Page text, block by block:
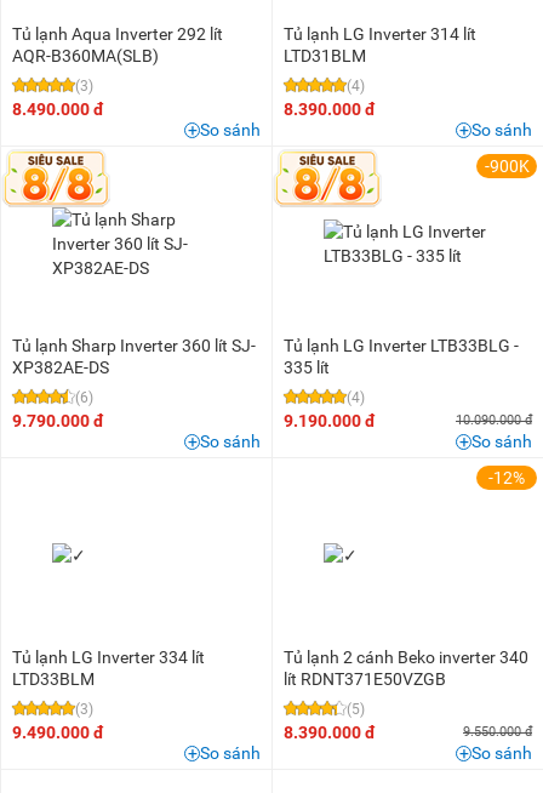
Tủ lạnh Aqua Inverter 292 lít
AQR-B360MA(SLB)
(3)
8.490.000 đ
So sánh
Tủ lạnh LG Inverter 314 lít
LTD31BLM
(4)
8.390.000 đ
So sánh
Tủ lạnh Sharp Inverter 360 lít SJ-
XP382AE-DS
(6)
9.790.000 đ
So sánh
-900K
Tủ lạnh LG Inverter LTB33BLG -
335 lít
(4)
9.190.000 đ 10.090.000 đ
So sánh
Tủ lạnh LG Inverter 334 lít
LTD33BLM
(3)
9.490.000 đ
So sánh
-12%
Tủ lạnh 2 cánh Beko inverter 340
lít RDNT371E50VZGB
(5)
8.390.000 đ 9.550.000 đ
So sánh